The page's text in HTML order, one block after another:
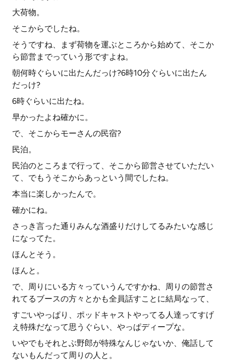
大荷物。
そこからでしたね。
そうですね、まず荷物を運ぶところから始めて、そこか
ら節営までっていう形ですよね。
朝何時ぐらいに出たんだっけ?6時10分ぐらいに出たん
だっけ?
6時ぐらいに出たね。
早かったよね確かに。
で、そこからモーさんの民宿?
民泊。
民泊のところまで行って、そこから節営させていただい
て、でもうそこからあっという間でしたね。
本当に楽しかったんで。
確かにね。
さっき言った通りみんな酒盛りだけしてるみたいな感じ
になってた。
ほんとそう。
ほんと。
で、周りにいる方々っていうんですかね、周りの節営さ
れてるブースの方々とかも全員話すことに結局なって、
すごいやっぱり、ポッドキャストやってる人達ってすげ
え特殊だなって思うぐらい、やっぱディープな。
いやでもそれとぶ野郎が特殊なんじゃないか、俺話して
ないもんだって周りの人と。